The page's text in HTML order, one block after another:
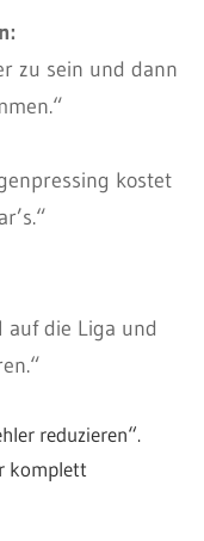
zu sein und dann
kostet
auf die Liga und
reduzieren“.
komplett